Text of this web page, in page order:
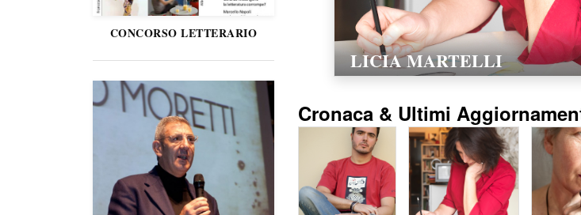
CONCORSO LETTERARIO
LORELLA POZZI
Cronaca & Ultimi